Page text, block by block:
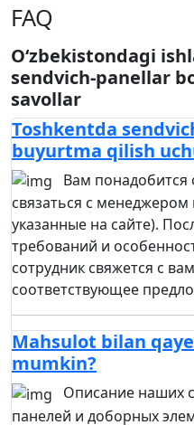
FAQ
O‘zbekistondagi
sendvich-panellar
savollar
Toshkentda
buyurtma qilish
Вам понадобится
связаться с
указанные на сайте).
требований и
сотрудник свяжется с
соответствующее
Mahsulot bilan
mumkin?
Описание наших
панелей и доборных